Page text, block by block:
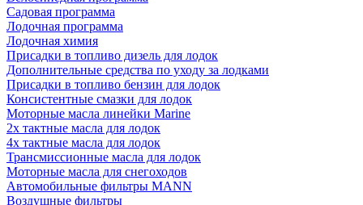
Садовая программа
Лодочная программа
Лодочная химия
Присадки в топливо дизель для лодок
Дополнительные средства по уходу за лодками
Присадки в топливо бензин для лодок
Консистентные смазки для лодок
Моторные масла линейки Marine
2х тактные масла для лодок
4х тактные масла для лодок
Трансмиссионные масла для лодок
Моторные масла для снегоходов
Автомобильные фильтры MANN
Воздушные фильтры